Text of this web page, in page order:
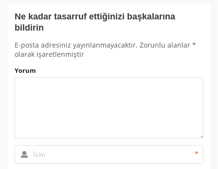
Ne kadar tasarruf ettiğinizi başkalarına
bildirin
E-posta adresiniz yayınlanmayacaktır. Zorunlu alanlar *
olarak işaretlenmiştir
Yorum
*